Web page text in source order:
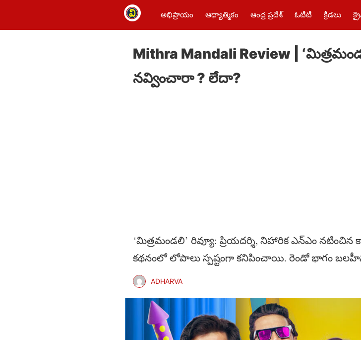
అభిప్రాయం ఆధ్యాత్మికం ఆంధ్ర ప్రదేశ్ ఓటీటీ క్రీడలు
Mithra Mandali Review |
నవ్వించారా ? లేదా?
‘మిత్రమండలి’ రివ్యూ: ప్రియదర్శి, నిహారిక ఎన్‌ఎం నటించిన
కథనంలో లోపాలు స్పష్టంగా కనిపించాయి. రెండో భాగం
ADHARVA